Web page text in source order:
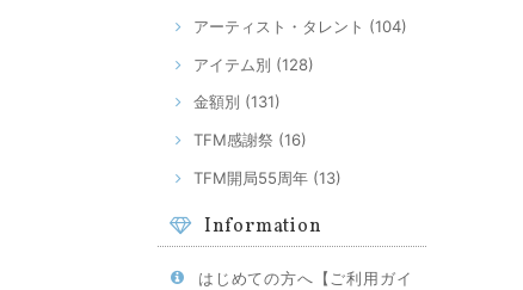
アーティスト・タレント (104)
アイテム別 (128)
金額別 (131)
TFM感謝祭 (16)
TFM開局55周年 (13)
Information
はじめての方へ【ご利用ガイ